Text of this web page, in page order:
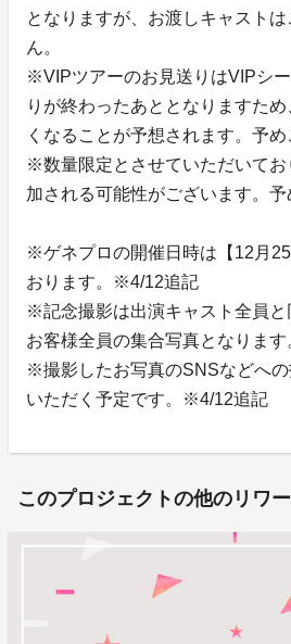
となりますが、お渡しキャスト
ん。
※VIPツアーのお見送りはVIPシ
りが終わったあととなりますた
くなることが予想されます。予め
※数量限定とさせていただいてお
加される可能性がございます。予
※ゲネプロの開催日時は【12月
おります。※4/12追記
※記念撮影は出演キャスト全員
お客様全員の集合写真となりま
※撮影したお写真のSNSなどへ
いただく予定です。※4/12追記
このプロジェクトの他のリワ